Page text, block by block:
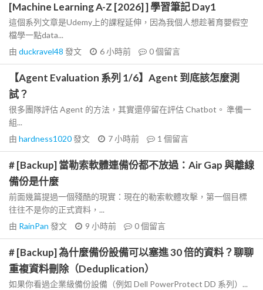
[Machine Learning A-Z [2026] ] 學習筆記 Day1
這個系列文章是Udemy上的課程延伸，因為我個人想趁著育嬰假空
檔學一點data...
由 duckravel48 發文 6 小時前 0個留言
【Agent Evaluation 系列 1/6】Agent 到底該怎麼測
試？
很多團隊評估 Agent 的方法，其實還停留在評估 Chatbot。 準備一
組...
由 hardness1020發文 7 小時前 1 個留言
# [Backup] 當勒索軟體連備份都不放過：Air Gap 與離線
備份是什麼
前面幾篇提過一個殘酷的現實：現在的勒索軟體攻擊，第一個目標
往往不是你的正式資料，...
由 RainPan 發文 9 小時前 0個留言
# [Backup] 為什麼備份設備可以塞進 30 倍的資料？聊聊
重複資料刪除（Deduplication）
如果你看過企業級備份設備（例如 Dell PowerProtect DD 系列）...